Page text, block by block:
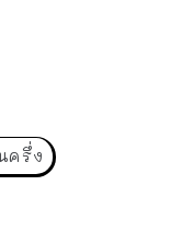
ครึ่ง